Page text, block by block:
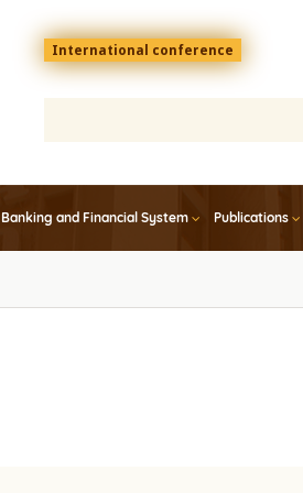
Menu
top
En
International conference
Banking and Financial System Publications